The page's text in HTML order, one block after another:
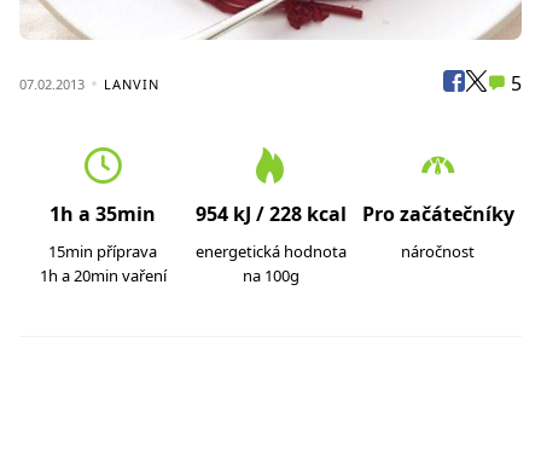
07.02.2013 LANVIN 5
1h a 35min
15min příprava
1h a 20min vaření
954 kJ / 228 kcal
energetická hodnota
na 100g
Pro začátečníky
náročnost